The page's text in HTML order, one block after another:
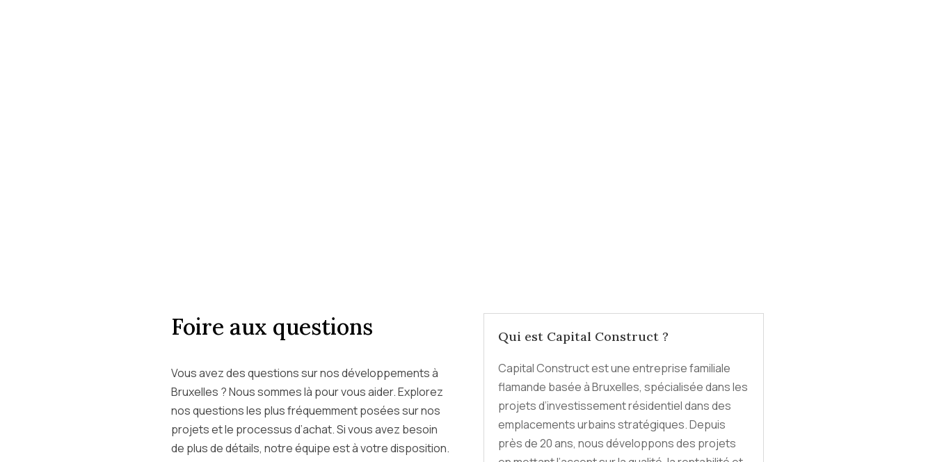
Foire aux questions
Vous avez des questions sur nos développements à
Bruxelles ? Nous sommes là pour vous aider. Explorez
nos questions les plus fréquemment posées sur nos
projets et le processus d’achat. Si vous avez besoin
de plus de détails, notre équipe est à votre disposition.
Qui est Capital Construct ?
Capital Construct est une entreprise familiale
flamande basée à Bruxelles, spécialisée dans les
projets d’investissement résidentiel dans des
emplacements urbains stratégiques. Depuis
près de 20 ans, nous développons des projets